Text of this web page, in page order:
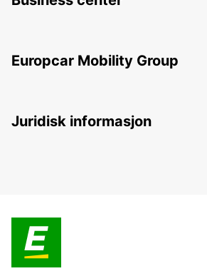
Europcar Mobility Group
Juridisk informasjon